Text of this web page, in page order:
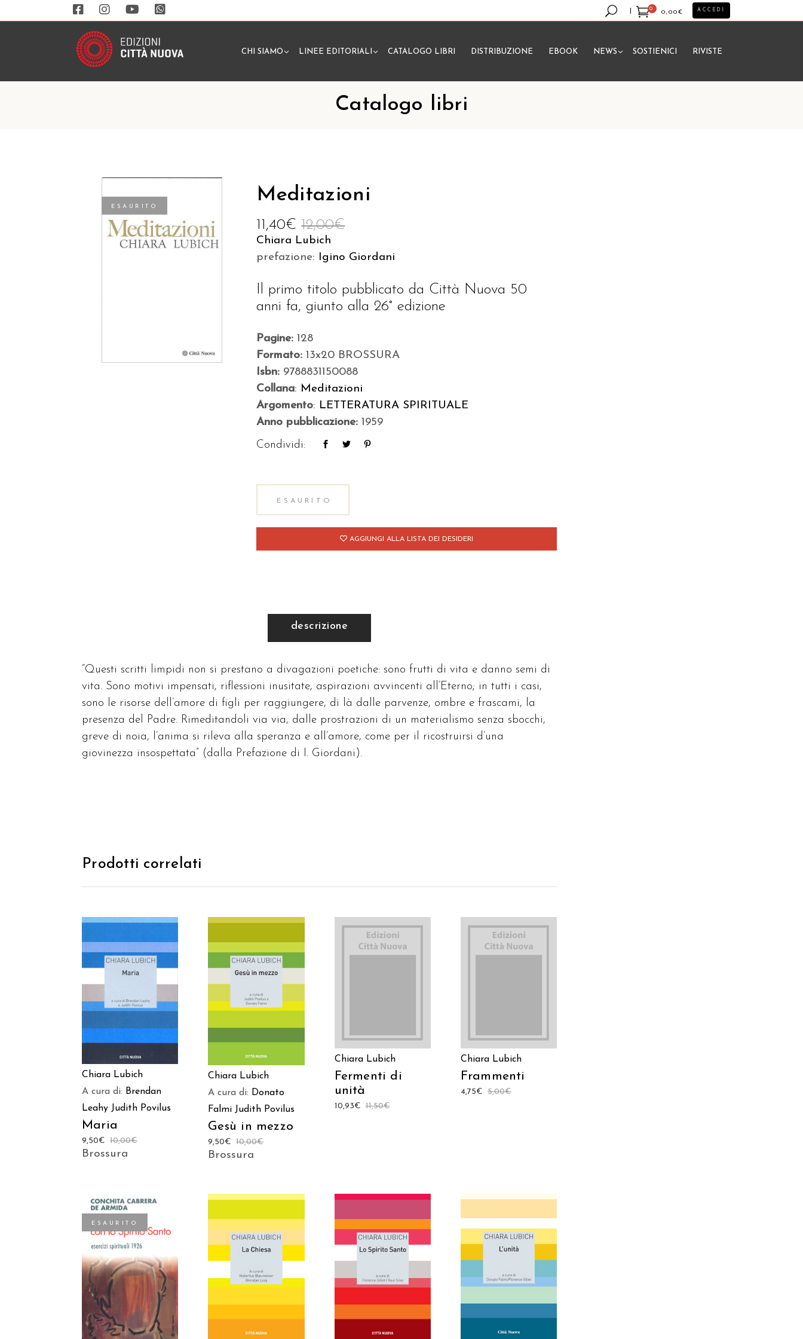
0
0,00€
Nessun prodotto nel carrello.
ACCEDI
CHI SIAMO LINEE EDITORIALI CATALOGO LIBRI DISTRIBUZIONE EBOOK NEWS SOSTIENICI RIVISTE
Catalogo libri
ESAURITO
Meditazioni
12,00€
11,40€
Chiara Lubich
prefazione: Igino Giordani
Il primo titolo pubblicato da Città Nuova 50
anni fa, giunto alla 26° edizione
Pagine:128
Formato:13x20 BROSSURA
Isbn: 9788831150088
Collana: Meditazioni
Argomento: LETTERATURA SPIRITUALE
Anno pubblicazione:1959
Condividi:
ESAURITO
AGGIUNGI ALLA LISTA DEI DESIDERI
descrizione
“Questi scritti limpidi non si prestano a divagazioni poetiche: sono frutti di vita e danno semi di
vita. Sono motivi impensati, riflessioni inusitate, aspirazioni avvincenti all’Eterno; in tutti i casi,
sono le risorse dell’amore di figli per raggiungere, di là dalle parvenze, ombre e frascami, la
presenza del Padre. Rimeditandoli via via, dalle prostrazioni di un materialismo senza sbocchi,
greve di noia, l’anima si rileva alla speranza e all’amore, come per il ricostruirsi d’una
giovinezza insospettata” (dalla Prefazione di I. Giordani).
Prodotti correlati
CARRELLO
Chiara Lubich
A cura di: Brendan
Leahy Judith Povilus
Maria
10,00€
9,50€
Brossura
CARRELLO
Chiara Lubich
A cura di: Donato
Falmi Judith Povilus
Gesù in mezzo
10,00€
9,50€
Brossura
Chiara Lubich
Fermenti di
unità
11,50€
10,93€
Chiara Lubich
Frammenti
5,00€
4,75€
ESAURITO
LEGGI TUTTO
CARRELLO CARRELLO CARRELLO